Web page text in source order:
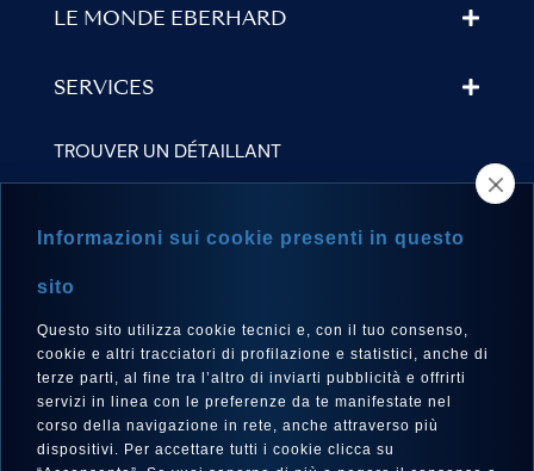
LE MONDE EBERHARD
SERVICES
TROUVER UN DÉTAILLANT
Français
Informazioni sui cookie presenti in questo
sito
Questo sito utilizza cookie tecnici e, con il tuo consenso,
cookie e altri tracciatori di profilazione e statistici, anche di
terze parti, al fine tra l’altro di inviarti pubblicità e offrirti
servizi in linea con le preferenze da te manifestate nel
corso della navigazione in rete, anche attraverso più
dispositivi. Per accettare tutti i cookie clicca su